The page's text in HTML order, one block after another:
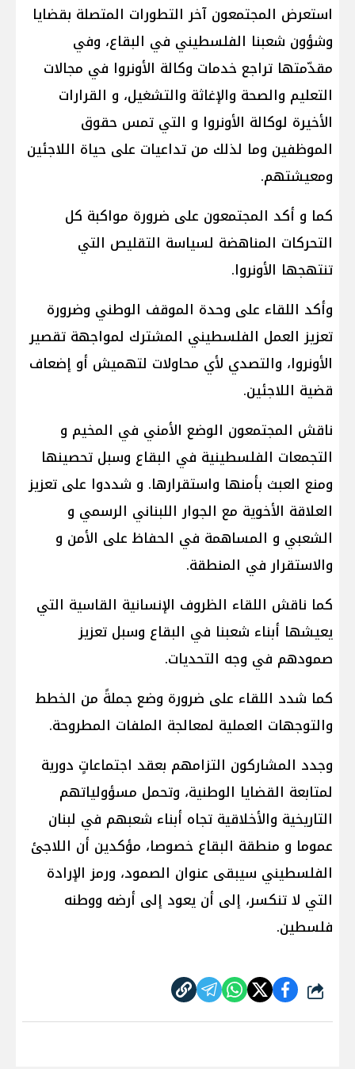
استعرض المجتمعون آخر التطورات المتصلة بقضايا
وشؤون شعبنا الفلسطيني في البقاع، وفي
مقدّمتها تراجع خدمات وكالة الأونروا في مجالات
التعليم والصحة والإغاثة والتشغيل، و القرارات
الأخيرة لوكالة الأونروا و التي تمس حقوق
الموظفين وما لذلك من تداعيات على حياة اللاجئين
ومعيشتهم.
كما و أكد المجتمعون على ضرورة مواكبة كل
التحركات المناهضة لسياسة التقليص التي
تنتهجها الأونروا.
وأكد اللقاء على وحدة الموقف الوطني وضرورة
تعزيز العمل الفلسطيني المشترك لمواجهة تقصير
الأونروا، والتصدي لأي محاولات لتهميش أو إضعاف
قضية اللاجئين.
ناقش المجتمعون الوضع الأمني في المخيم و
التجمعات الفلسطينية في البقاع وسبل تحصينها
ومنع العبث بأمنها واستقرارها. و شددوا على تعزيز
العلاقة الأخوية مع الجوار اللبناني الرسمي و
الشعبي و المساهمة في الحفاظ على الأمن و
والاستقرار في المنطقة.
كما ناقش اللقاء الظروف الإنسانية القاسية التي
يعيشها أبناء شعبنا في البقاع وسبل تعزيز
صمودهم في وجه التحديات.
كما شدد اللقاء على ضرورة وضع جملةً من الخطط
والتوجهات العملية لمعالجة الملفات المطروحة.
وجدد المشاركون التزامهم بعقد اجتماعاتٍ دورية
لمتابعة القضايا الوطنية، وتحمل مسؤولياتهم
التاريخية والأخلاقية تجاه أبناء شعبهم في لبنان
عموما و منطقة البقاع خصوصا، مؤكدين أن اللاجئ
الفلسطيني سيبقى عنوان الصمود، ورمز الإرادة
التي لا تنكسر، إلى أن يعود إلى أرضه ووطنه
فلسطين.
شارك